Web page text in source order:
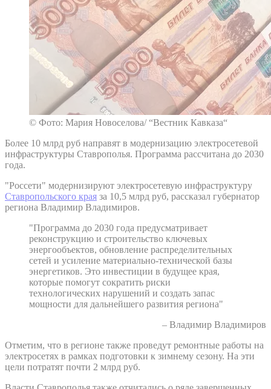
© Фото: Мария Новоселова/ “Вестник Кавказа“
Более 10 млрд руб направят в модернизацию электросетевой
инфраструктуры Ставрополья. Программа рассчитана до 2030
года.
"Россети" модернизируют электросетевую инфраструктуру
Ставропольского края за 10,5 млрд руб, рассказал губернатор
региона Владимир Владимиров.
"Программа до 2030 года предусматривает
реконструкцию и строительство ключевых
энергообъектов, обновление распределительных
сетей и усиление материально-технической базы
энергетиков. Это инвестиции в будущее края,
которые помогут сократить риски
технологических нарушений и создать запас
мощности для дальнейшего развития региона"
– Владимир Владимиров
Отметим, что в регионе также проведут ремонтные работы на
электросетях в рамках подготовки к зимнему сезону. На эти
цели потратят почти 2 млрд руб.